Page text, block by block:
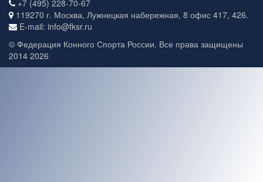
+7 (495) 228-70-67
119270 г. Москва, Лужнецкая набережная, 8 офис 417, 426.
E-mail: info@fksr.ru
© Федерация Конного Спорта России. Все права защищены
2014 2026